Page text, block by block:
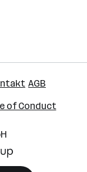
AGB
of Conduct